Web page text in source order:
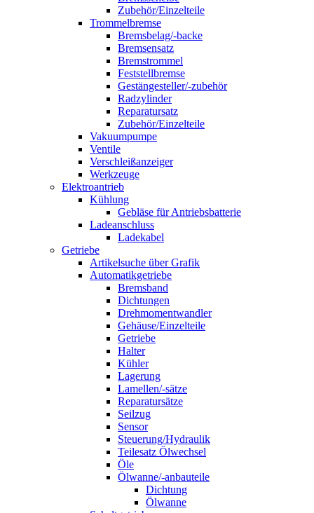
Zubehör/Einzelteile
Trommelbremse
Bremsbelag/-backe
Bremsensatz
Bremstrommel
Feststellbremse
Gestängesteller/-zubehör
Radzylinder
Reparatursatz
Zubehör/Einzelteile
Vakuumpumpe
Ventile
Verschleißanzeiger
Werkzeuge
Elektroantrieb
Kühlung
Gebläse für Antriebsbatterie
Ladeanschluss
Ladekabel
Getriebe
Artikelsuche über Grafik
Automatikgetriebe
Bremsband
Dichtungen
Drehmomentwandler
Gehäuse/Einzelteile
Getriebe
Halter
Kühler
Lagerung
Lamellen/-sätze
Reparatursätze
Seilzug
Sensor
Steuerung/Hydraulik
Teilesatz Ölwechsel
Öle
Ölwanne/-anbauteile
Dichtung
Ölwanne